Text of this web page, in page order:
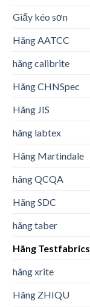
Giấy kéo sơn
Hãng AATCC
hãng calibrite
Hãng CHNSpec
Hãng JIS
hãng labtex
Hãng Martindale
hãng QCQA
Hãng SDC
hãng taber
Hãng Testfabrics
hãng xrite
Hãng ZHIQU